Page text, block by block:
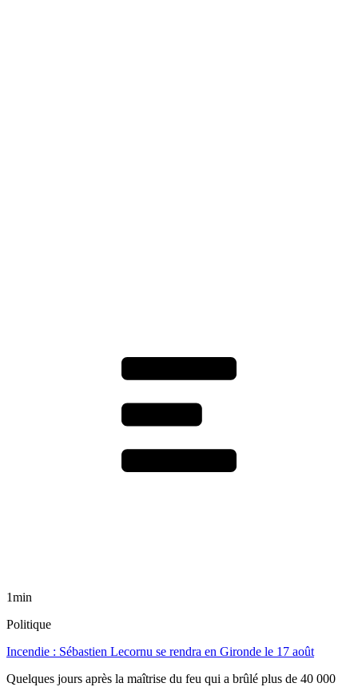
1min
Politique
Incendie : Sébastien Lecornu se rendra en Gironde le 17 août
Quelques jours après la maîtrise du feu qui a brûlé plus de 40 000